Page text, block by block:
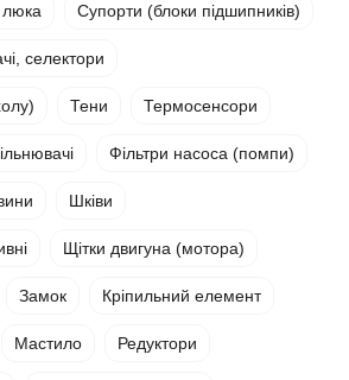
Супорти (блоки підшипників)
селектори
Тени Термосенсори
Фільтри насоса (помпи)
Шківи
Щітки двигуна (мотора)
Замок Кріпильний елемент
Мастило Редуктори